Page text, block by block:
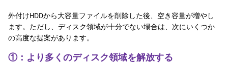
外付けHDDから大容量ファイルを削除した後、空き容量が増やし
ます。ただし、ディスク領域が十分でない場合は、次にいくつか
の高度な提案があります。
①：より多くのディスク領域を解放する